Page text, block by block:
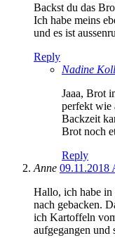
Backst du das
Ich habe meins
und es ist
Reply
Nadine
Jaaa, Brot
perfekt wie
Backzeit
Brot noch
Reply
Anne 09.11.2018
Hallo, ich habe in
nach gebacken.
ich Kartoffeln
aufgegangen und